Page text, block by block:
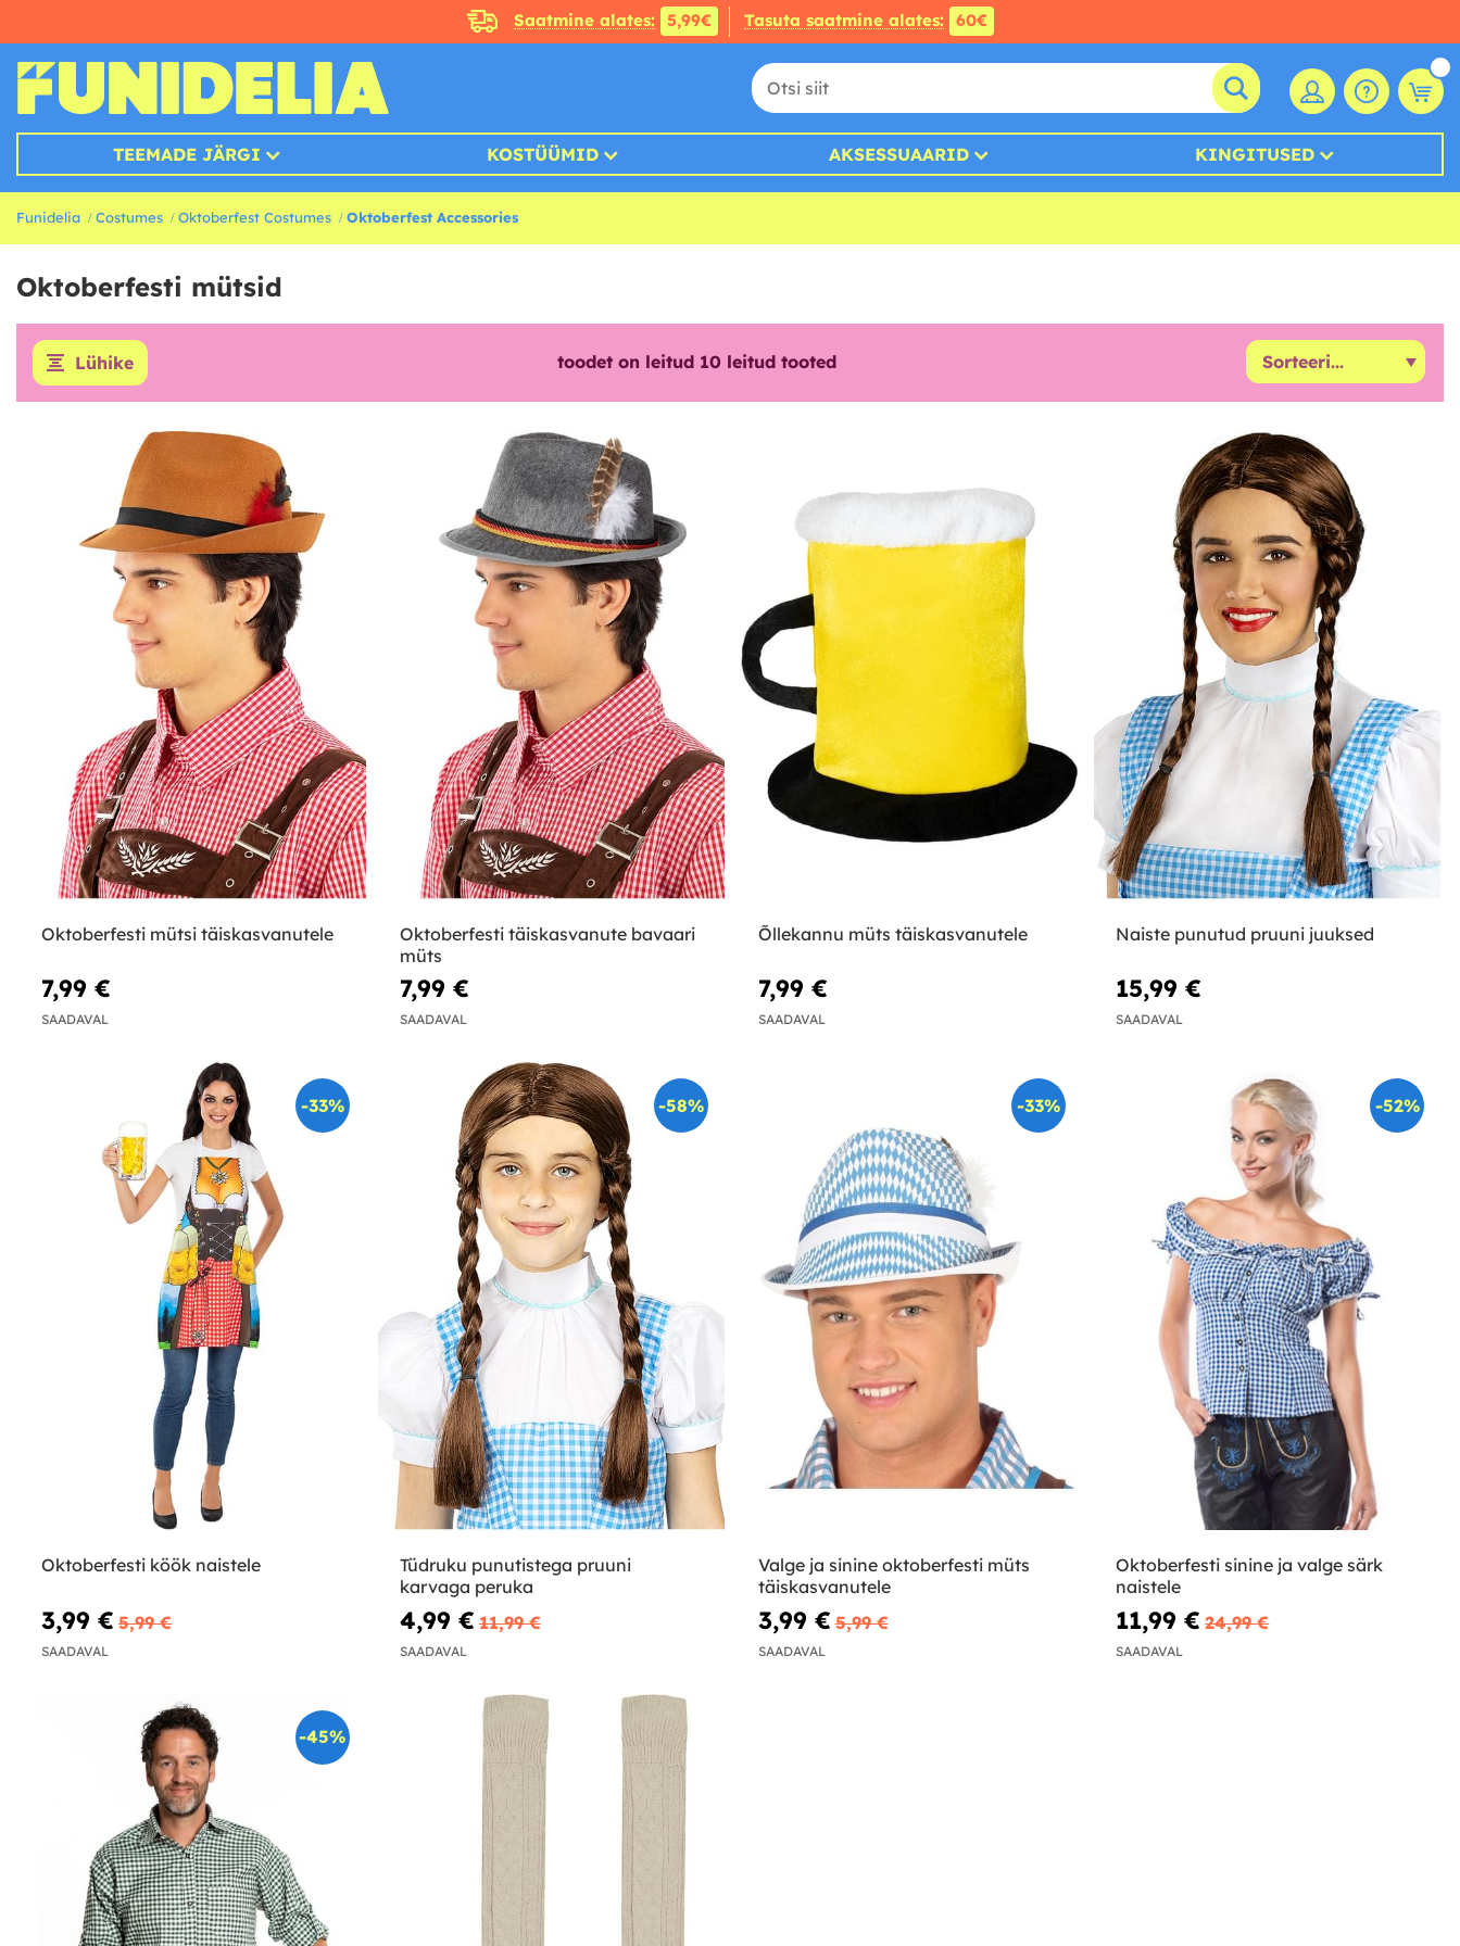
Saatmine alates: 5,99€ Tasuta saatmine alates: 60€
TEEMADE JÄRGI KOSTÜÜMID AKSESSUAARID KINGITUSED
Funidelia Costumes Oktoberfest Costumes Oktoberfest Accessories
Oktoberfesti mütsid
Lühike toodet on leitud 10 leitud tooted
Oktoberfesti mütsi täiskasvanutele
7,99 €
SAADAVAL
Oktoberfesti täiskasvanute bavaari
müts
7,99 €
SAADAVAL
Õllekannu müts täiskasvanutele
7,99 €
SAADAVAL
Naiste punutud pruuni juuksed
15,99 €
SAADAVAL
-33%
Oktoberfesti köök naistele
3,99 € 5,99 €
SAADAVAL
-58%
Tüdruku punutistega pruuni
karvaga peruka
4,99 € 11,99 €
SAADAVAL
-33%
Valge ja sinine oktoberfesti müts
täiskasvanutele
3,99 € 5,99 €
SAADAVAL
-52%
Oktoberfesti sinine ja valge särk
naistele
11,99 € 24,99 €
SAADAVAL
-45%